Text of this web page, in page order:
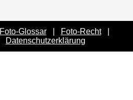
Foto-Glossar| Foto-Recht|
Datenschutzerklärung